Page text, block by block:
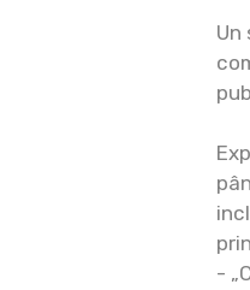
-